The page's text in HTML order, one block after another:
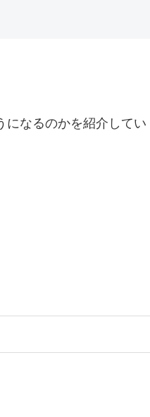
になるのかを紹介してい